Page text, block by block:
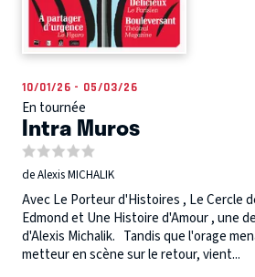
10/01/26 - 05/03/26
En tournée
Intra Muros
de Alexis MICHALIK
Avec Le Porteur d'Histoires , Le Cercle
Edmond et Une Histoire d'Amour , une
d'Alexis Michalik. Tandis que l'orage
metteur en scène sur le retour, vient...